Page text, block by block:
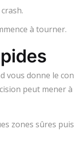
à tourner.
vous donne le
peut mener
zones sûres